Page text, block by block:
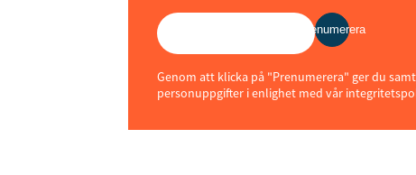
Prenumerera
Genom att klicka på "Prenumerera" ger du
personuppgifter i enlighet med vår